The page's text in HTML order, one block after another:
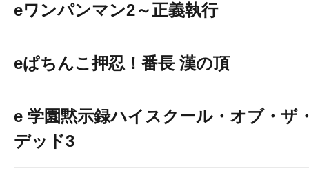
eワンパンマン2～正義執行
eぱちんこ押忍！番長 漢の頂
e 学園黙示録ハイスクール・オブ・ザ
デッド3